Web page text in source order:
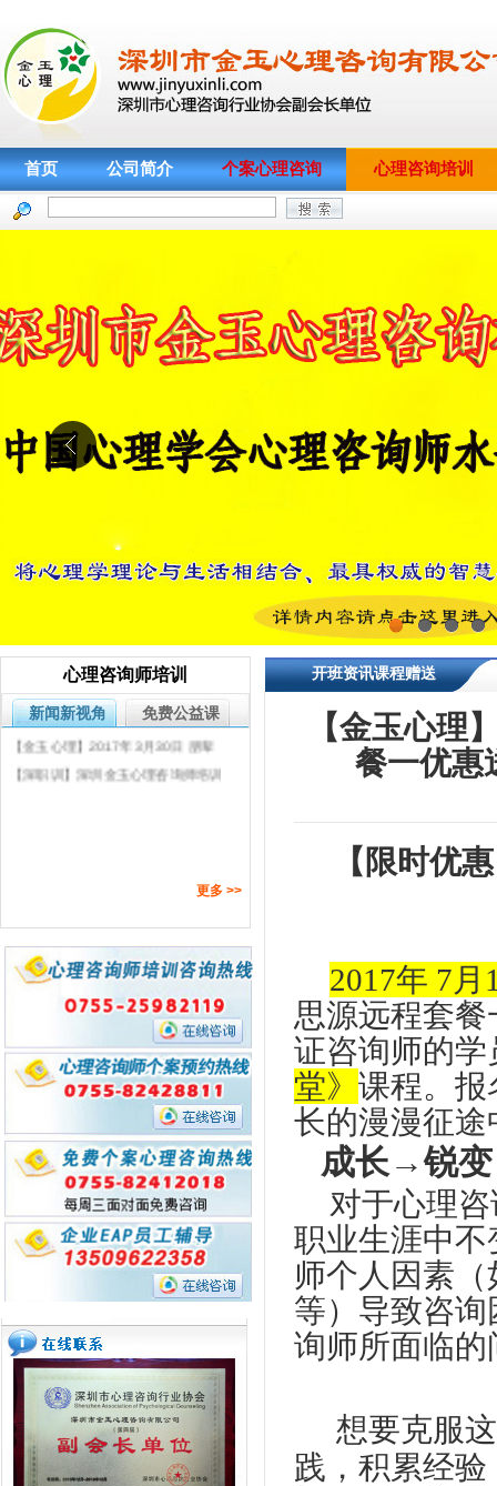
首页 公司简介 个案心理咨询 心理咨询培训
1 2 3
心理咨询师培训
新闻新视角 免费公益课
喜报 金玉心理--2024年5月心理咨询
督导及提问训练 做为真实来访者的体
验与思考 学员学后感想
【金玉心理】2022年心理咨询师培
训第258期新班于2022年7月17日开
班啦！！！
来听听金玉心理翟老师如何谈亲子关
系的建立
2019年5月中国科学院心理研究所心
束
【热烈祝贺】深圳金玉心理于2018
中科院心理咨询培训首次综合考试新
【家谱图】绘制在心理访谈中的运用
询师技能成长专业委员会 《昆达里尼
静心》训练
【陪伴与依恋】深圳仙桐实验小学开
学典礼送给一年级新生家长们的一份
【金玉心理】伴侣性咨商 | 「吕嘉惠
一批对接机构名单
来心理学热闹的第一课堂
【金玉心理】深圳市心理咨询行业协
会心理咨询师技能成长专业委员会正
式成立
【警惕！】近期发生多起被虚假广告
误导学员报名事件
【金玉心理】17年心理咨询师职业规
划指导讲座--为您的心理咨询师成长
【金玉心理】2017年3月30日 朋辈
更多 >>
开班资讯课程赠送
【金玉心理
餐一优惠
【限时优
2017年 7月
思源远程套餐
证咨询师的
堂》 课程。报
长的漫漫征
成长→锐变
对于心理
职业生涯中
师个人因素
等）导致咨
询师所面临的
想要克服
践，积累经